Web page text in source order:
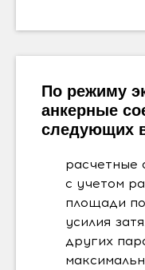
По режиму
анкерные
следующих
расчетные
с учетом
площади
усилия
других